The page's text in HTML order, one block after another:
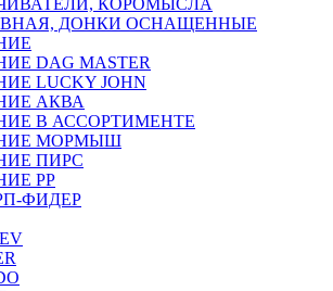
КОРОМЫСЛА
ДОНКИ ОСНАЩЕННЫЕ
DAG MASTER
LUCKY JOHN
АКВА
В АССОРТИМЕНТЕ
МОРМЫШ
ПИРС
РР
ФИДЕР